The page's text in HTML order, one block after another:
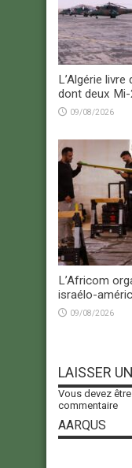
L’Algérie
dont deux
09/08/2026
L’Africom
israélo-
09/08/2026
LAISSER
Vous devez être
commentaire
AARQUS